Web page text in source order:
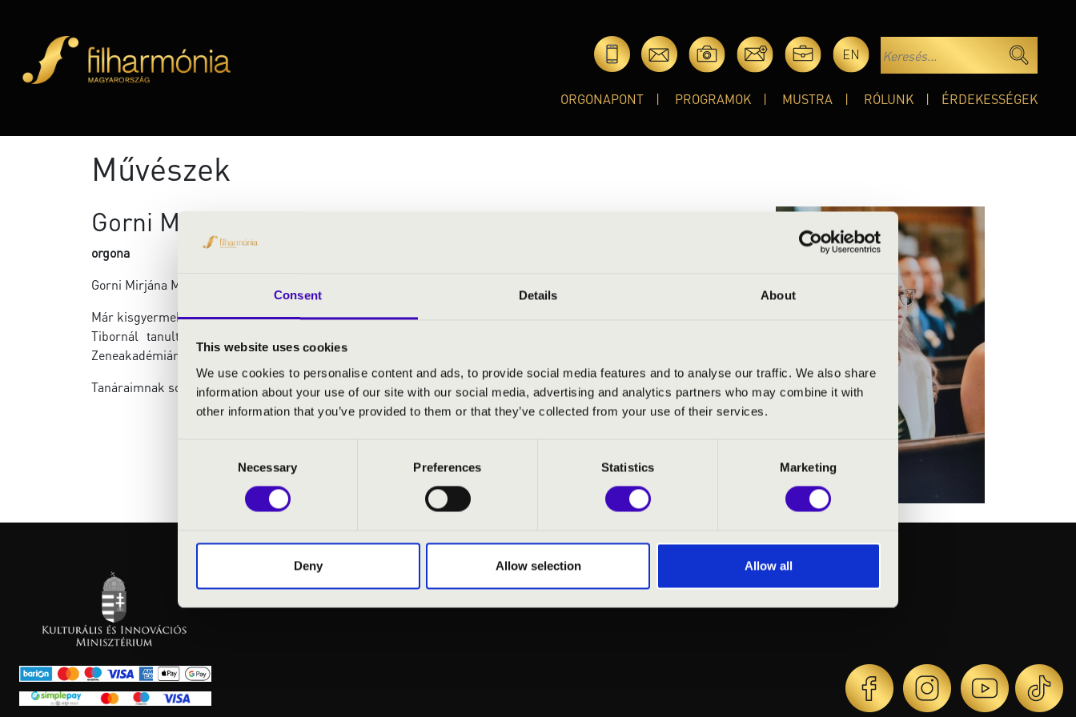
Consent Details About
This website uses cookies
We use cookies to personalise content and ads, to provide social media features and to analyse our traffic. We also share
information about your use of our site with our social media, advertising and analytics partners who may combine it with
other information that you’ve provided to them or that they’ve collected from your use of their services.
Necessary Preferences Statistics Marketing
Deny Allow selection Allow all
EN
ORGONAPONT PROGRAMOK MUSTRA RÓLUNK ÉRDEKESSÉGEK
Művészek
Gorni Miriána Míra
orgona
Gorni Mirjána Míra vagyok. 20 éves.
Már kisgyermekként nagyon vonzott a zene. 8 év zongoratanulmány után a Pécsi Művészeti Szakgimnáziumban Köcsky
Tibornál tanultam orgonálni, ahol egyértelműen a hangszer szerelmese lettem. 2023-ban felvételt nyertem a
Zeneakadémiára, Pálúr Jánoshoz, ahol most a BA képzés 2. évében járok.
Tanáraimnak sokat köszönhetek, nagy odafigyeléssel kísérnek az utamon.